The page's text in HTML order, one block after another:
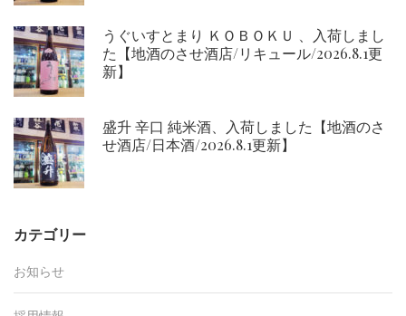
うぐいすとまり ＫＯＢＯＫＵ 、入荷しまし
た【地酒のさせ酒店/リキュール/2026.8.1更
新】
盛升 辛口 純米酒、入荷しました【地酒のさ
せ酒店/日本酒/2026.8.1更新】
カテゴリー
お知らせ